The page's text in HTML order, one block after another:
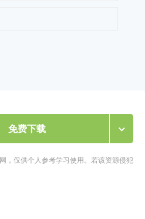
免费下载
，仅供个人参考学习使用。若该资源侵犯